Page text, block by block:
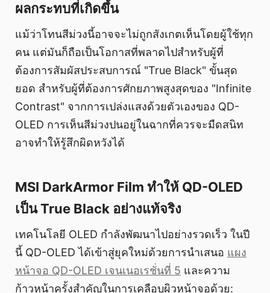
ผลกระทบที่เกิดขึ้น
แม้ว่าโทนสีม่วงนี้อาจจะไม่ถูกสังเกตเห็นโดยผู้ใช้ทุก
คน แต่มันก็ถือเป็นโอกาสที่พลาดไปสำหรับผู้ที่
ต้องการสัมผัสประสบการณ์ "True Black" ขั้นสุด
ยอด สำหรับผู้ที่ต้องการศักยภาพสูงสุดของ "Infinite
Contrast" จากการเปล่งแสงด้วยตัวเองของ QD-
OLED การเห็นสีม่วงปนอยู่ในฉากที่ควรจะมืดสนิท
อาจทำให้รู้สึกผิดหวังได้
MSI DarkArmor Film ทำให้ QD-OLED
เป็น True Black อย่างแท้จริง
เทคโนโลยี OLED กำลังพัฒนาไปอย่างรวดเร็ว ในปี
นี้ QD-OLED ได้เข้าสู่ยุคใหม่ด้วยการนำเสนอ แผง
หน้าจอ QD-OLED เจนเนอเรชั่นที่ 5 และความ
ก้าวหน้าครั้งสำคัญในการเคลือบผิวหน้าจอด้วย: